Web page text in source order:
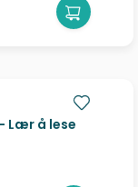
Lær å lese